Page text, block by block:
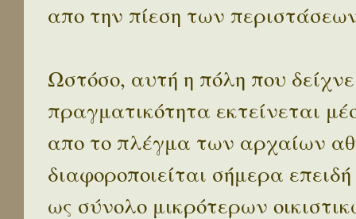
απο την πίεση των
Ωστόσο, αυτή η πόλη που
πραγματικότητα εκτείνεται
απο το πλέγμα των αρχαίων
διαφοροποιείται σήμερα
ως σύνολο μικρότερων